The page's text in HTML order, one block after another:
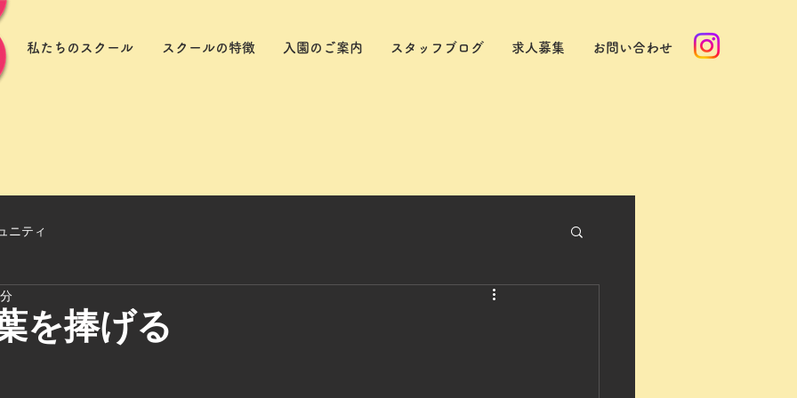
私たちのスクール スクールの特徴 入園のご案内 スタッフブログ 求人募集 お問い合わせ
ニティ
を捧げる